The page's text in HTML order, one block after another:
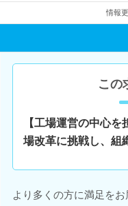
情報
この
【工場運営の中心
場改革に挑戦し、組
より多くの方に満足を